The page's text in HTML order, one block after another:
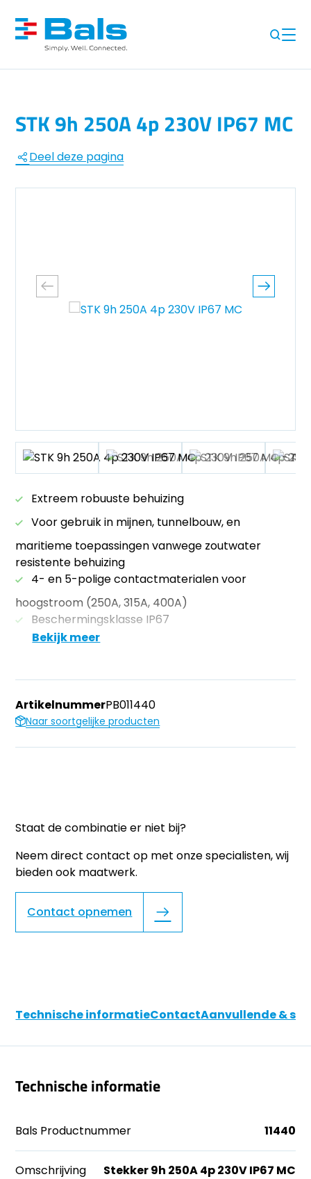
STK 9h 250A 4p 230V IP67 MC
Deel deze pagina
Extreem robuuste behuizing
Voor gebruik in mijnen, tunnelbouw, en
maritieme toepassingen vanwege zoutwater
resistente behuizing
4- en 5-polige contactmaterialen voor
hoogstroom (250A, 315A, 400A)
Beschermingsklasse IP67
Bekijk meer
ArtikelnummerPB011440
Naar soortgelijke producten
Staat de combinatie er niet bij?
Neem direct contact op met onze specialisten, wij
bieden ook maatwerk.
Contact opnemen
Technische informatieContactAanvullende &
Technische informatie
Bals Productnummer 11440
Omschrijving Stekker 9h 250A 4p 230V IP67 MC